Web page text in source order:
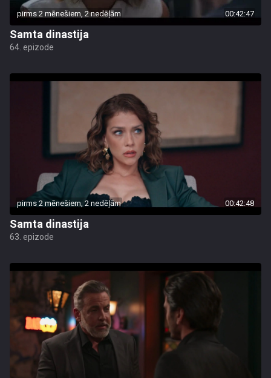
pirms 2 mēnešiem, 2 nedēļām 00:42:47
Samta dinastija
64. epizode
pirms 2 mēnešiem, 2 nedēļām 00:42:48
Samta dinastija
63. epizode